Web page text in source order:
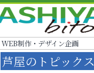
WEB制作・デザイン企画
芦屋のトピックス